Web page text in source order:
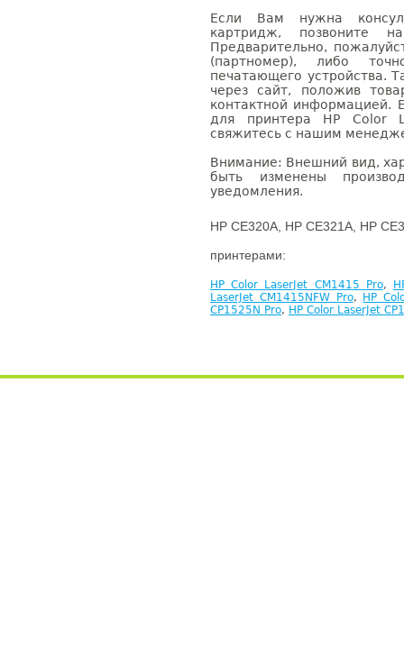
Если Вам нужна
картридж, позвоните
Предварительно,
(партномер), либо
печатающего устройства.
через сайт, положив
контактной информацией.
для принтера HP Color
свяжитесь с нашим
Внимание: Внешний вид,
быть изменены
уведомления.
HP CE320A, HP CE321A, HP
принтерами:
HP Color LaserJet CM1415 Pro,
LaserJet CM1415NFW Pro,
HP
CP1525N Pro, HP Color LaserJet